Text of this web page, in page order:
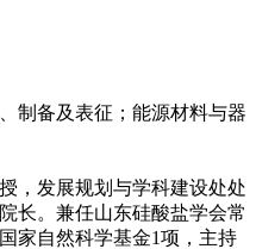
制备及表征；能源材料与器
，发展规划与学科建设处处
长。兼任山东硅酸盐学会常
家自然科学基金1项，主持